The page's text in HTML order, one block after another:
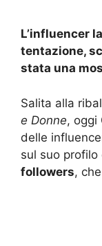
L’influencer
tentazione,
stata una
Salita alla
e Donne, oggi
delle
sul suo profilo
followers,